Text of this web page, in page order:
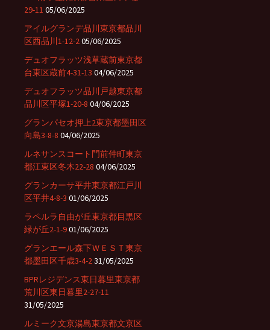
29-11 05/06/2025
アイルグランデ品川東京都品川
区西品川1-12-205/06/2025
デュオフラッツ浅草蔵前東京都
台東区蔵前4-31-13 04/06/2025
デュオフラッツ品川戸越東京都
品川区平塚1-20-8 04/06/2025
グランパセオ押上2東京都墨田区
向島3-8-8 04/06/2025
ルネサンスコート門前仲町東京
都江東区冬木22-28 04/06/2025
グランカーサ平井東京都江戸川
区平井4-8-3 01/06/2025
ラペルラ自由が丘東京都目黒区
緑が丘2-1-901/06/2025
グランエール森下ＷＥＳＴ東京
都墨田区千歳3-4-231/05/2025
BPRレジデンス東日暮里東京都
荒川区東日暮里2-27-11
31/05/2025
ルミーク文京湯島東京都文京区